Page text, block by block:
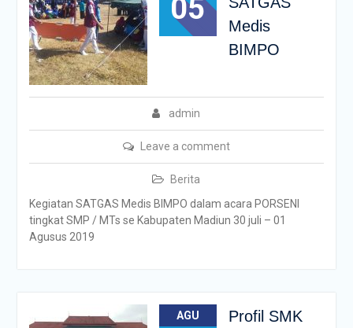
05
Medis
BIMPO
admin
Leave a comment
Berita
Kegiatan SATGAS Medis BIMPO dalam acara PORSENI
tingkat SMP / MTs se Kabupaten Madiun 30 juli – 01
Agusus 2019
AGU
Profil SMK